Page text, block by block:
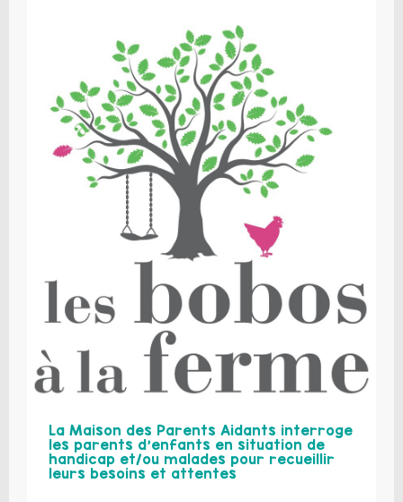
La Maison des Parents Aidants interroge
les parents d’enfants en situation de
handicap et/ou malades pour recueillir
leurs besoins et attentes